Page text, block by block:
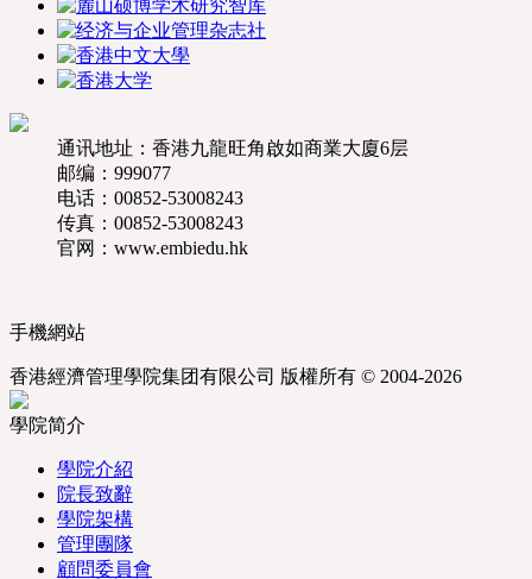
通讯地址： 香港九龍旺角啟如商業大廈6层
邮编： 999077
电话： 00852-53008243
传真： 00852-53008243
官网： www.embiedu.hk
手機網站
香港經濟管理學院集团有限公司 版權所有 © 2004-2026
學院简介
學院介紹
院長致辭
學院架構
管理團隊
顧問委員會